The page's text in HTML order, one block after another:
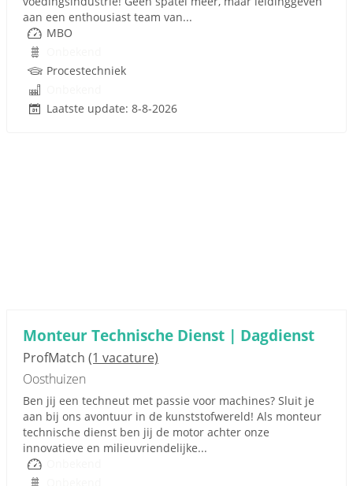
aan een enthousiast team van...
MBO
Procestechniek
Laatste update: 8-8-2026
Monteur Technische Dienst | Dagdienst
ProfMatch (1 vacature)
Oosthuizen
Ben jij een techneut met passie voor machines? Sluit je
aan bij ons avontuur in de kunststofwereld! Als monteur
technische dienst ben jij de motor achter onze
innovatieve en milieuvriendelijke...